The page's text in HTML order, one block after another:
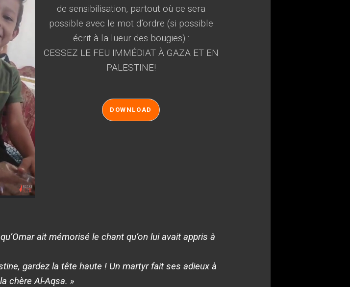
de sensibilisation, partout où ce sera
possible avec le mot d’ordre (si possible
écrit à la lueur des bougies) :
CESSEZ LE FEU IMMÉDIAT À GAZA ET EN
PALESTINE!
DOWNLOAD
ait mémorisé le chant qu’on lui avait appris à
gardez la tête haute ! Un martyr fait ses adieux à
chère Al-Aqsa. »